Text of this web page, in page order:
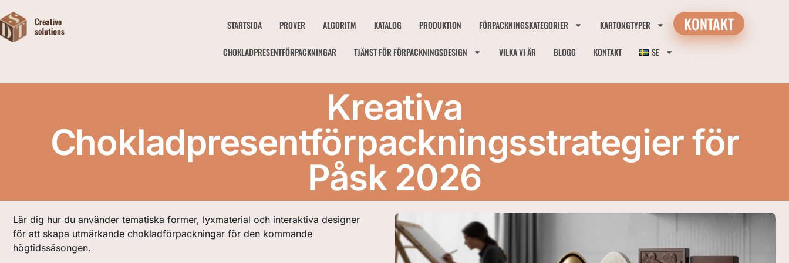
STARTSIDA PROVER ALGORITM KATALOG PRODUKTION FÖRPACKNINGSKATEGORIER KARTONGTYPER
CHOKLADPRESENTFÖRPACKNINGAR TJÄNST FÖR FÖRPACKNINGSDESIGN VILKA VI ÄR BLOGG KONTAKT SE
KONTAKT
Kreativa
Chokladpresentförpackningsstrategier för
Påsk 2026
Lär dig hur du använder tematiska former, lyxmaterial och interaktiva designer
för att skapa utmärkande chokladförpackningar för den kommande
högtidssäsongen.